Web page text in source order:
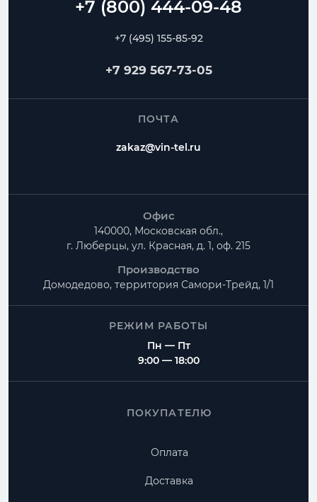
+7 (495) 155-85-92
+7 929 567-73-05
ПОЧТА
zakaz@vin-tel.ru
Офис
140000, Московская обл.,
г. Люберцы, ул. Красная, д. 1, оф. 215
Производство
Домодедово, территория Самори-Трейд, 1/1
РЕЖИМ РАБОТЫ
Пн — Пт
9:00 — 18:00
ПОКУПАТЕЛЮ
Оплата
Доставка